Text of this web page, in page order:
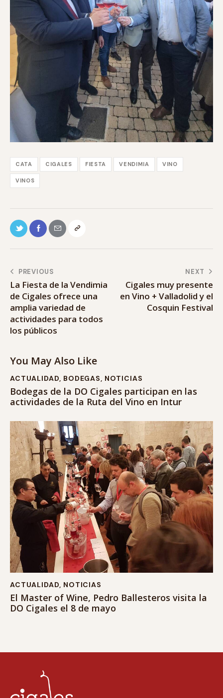
CATA CIGALES FIESTA VENDIMIA VINO
VINOS
PREVIOUS
La Fiesta de la Vendimia
de Cigales ofrece una
amplia variedad de
actividades para todos
los públicos
NEXT
Cigales muy presente
en Vino + Valladolid y el
Cosquin Festival
You May Also Like
ACTUALIDAD, BODEGAS, NOTICIAS
Bodegas de la DO Cigales participan en las
actividades de la Ruta del Vino en Intur
ACTUALIDAD NOTICIAS
El Master of Wine, Pedro Ballesteros visita la
DO Cigales el 8 de mayo